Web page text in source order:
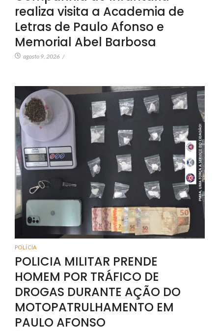
realiza visita a Academia de
Letras de Paulo Afonso e
Memorial Abel Barbosa
agosto 9, 2026 /
POLÍCIA
POLICIA MILITAR PRENDE
HOMEM POR TRÁFICO DE
DROGAS DURANTE AÇÃO DO
MOTOPATRULHAMENTO EM
PAULO AFONSO